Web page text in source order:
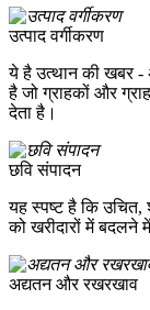
उत्पाद वर्गीकरण
ये है उत्थान की खबर
है जो ग्राहकों और
देता है।
छवि संपादन
यह स्पष्ट है कि
को खरीदारों में बदलने
अद्यतन और रखरखाव